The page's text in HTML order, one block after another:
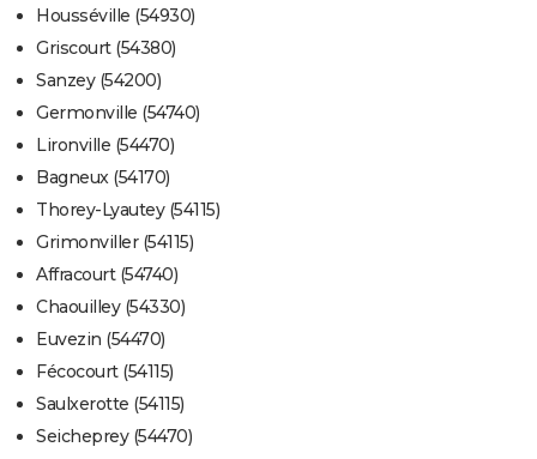
Housséville (54930)
Griscourt (54380)
Sanzey (54200)
Germonville (54740)
Lironville (54470)
Bagneux (54170)
Thorey-Lyautey (54115)
Grimonviller (54115)
Affracourt (54740)
Chaouilley (54330)
Euvezin (54470)
Fécocourt (54115)
Saulxerotte (54115)
Seicheprey (54470)